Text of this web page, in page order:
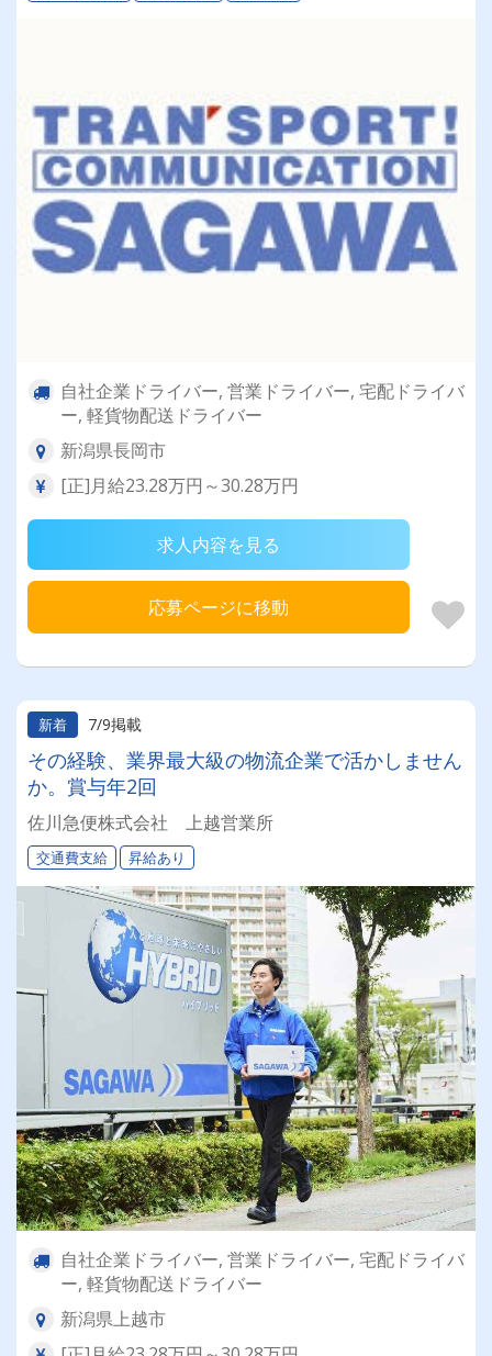
自社企業ドライバー, 営業ドライバー, 宅配ドライバ
ー, 軽貨物配送ドライバー
新潟県長岡市
[正]月給23.28万円～30.28万円
求人内容を見る
応募ページに移動
新着 7/9掲載
その経験、業界最大級の物流企業で活かしません
か。賞与年2回
佐川急便株式会社 上越営業所
交通費支給 昇給あり
自社企業ドライバー, 営業ドライバー, 宅配ドライバ
ー, 軽貨物配送ドライバー
新潟県上越市